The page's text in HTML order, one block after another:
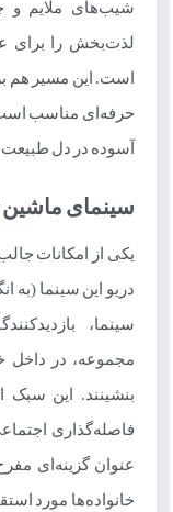
شیب‌های ملایم و
لذت‌بخش را برای
است. این مسیر هم
حرفه‌ای مناسب است
آسوده در دل طبیعت
سینمای
یکی از امکانات
دریو این سینما (به
سینما،
مجموعه، در داخل
بنشینند. این سبک
فاصله‌گذاری
عنوان گزینه‌ای
خانواده‌ها مورد